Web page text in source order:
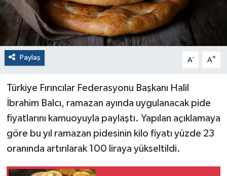
Paylaş A- A+
Türkiye Fırıncılar Federasyonu Başkanı Halil
İbrahim Balcı, ramazan ayında uygulanacak pide
fiyatlarını kamuoyuyla paylaştı. Yapılan açıklamaya
göre bu yıl ramazan pidesinin kilo fiyatı yüzde 23
oranında artırılarak 100 liraya yükseltildi.